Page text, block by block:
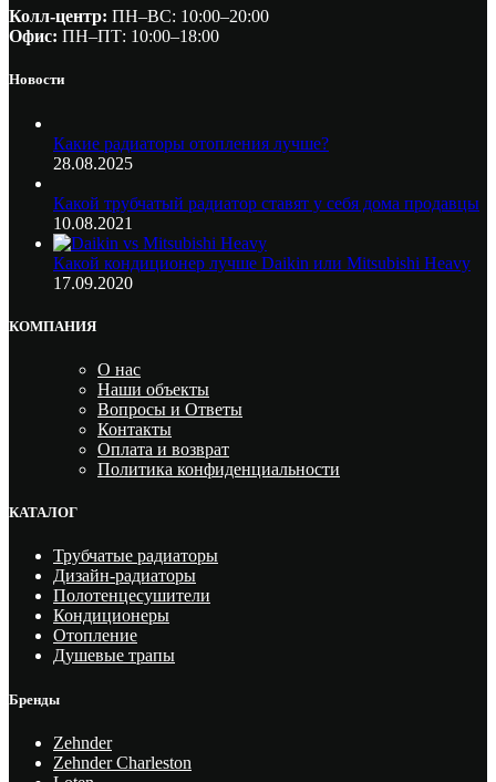
Колл-центр: ПН–ВС: 10:00–20:00​
Офис: ПН–ПТ: 10:00–18:00
Новости
Какие радиаторы отопления лучше?
28.08.2025
Какой трубчатый радиатор ставят у себя дома продавцы
10.08.2021
Какой кондиционер лучше Daikin или Mitsubishi Heavy
17.09.2020
КОМПАНИЯ
О нас
Наши объекты
Вопросы и Ответы
Контакты
Оплата и возврат
Политика конфиденциальности
КАТАЛОГ
Трубчатые радиаторы
Дизайн-радиаторы
Полотенцесушители
Кондиционеры
Отопление
Душевые трапы
Бренды
Zehnder
Zehnder Charleston